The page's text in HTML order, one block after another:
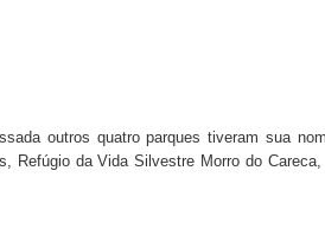
outros quatro parques tiveram sua
Refúgio da Vida Silvestre Morro do